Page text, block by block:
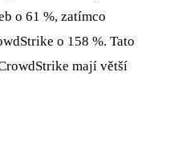
o 61 %, zatímco
o 158 %. Tato
mají větší